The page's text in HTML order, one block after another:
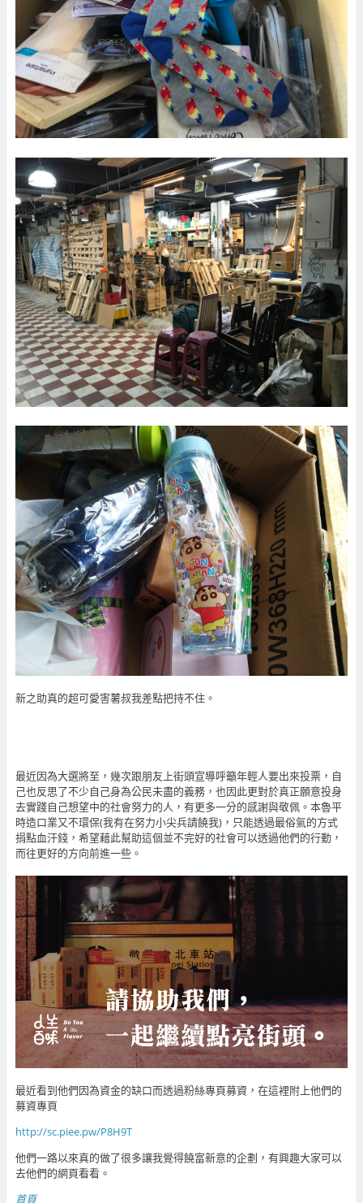
新之助真的超可愛害薯叔我差點把持不住。
最近因為大選將至，幾次跟朋友上街頭宣導呼籲年輕人要出來投票，自
己也反思了不少自己身為公民未盡的義務，也因此更對於真正願意投身
去實踐自己想望中的社會努力的人，有更多一分的感謝與敬佩。本魯平
時造口業又不環保(我有在努力小尖兵請饒我)，只能透過最俗氣的方式
捐點血汗錢，希望藉此幫助這個並不完好的社會可以透過他們的行動，
而往更好的方向前進一些。
最近看到他們因為資金的缺口而透過粉絲專頁募資，在這裡附上他們的
募資專頁
http://sc.piee.pw/P8H9T
他們一路以來真的做了很多讓我覺得饒富新意的企劃，有興趣大家可以
去他們的網頁看看。
首頁